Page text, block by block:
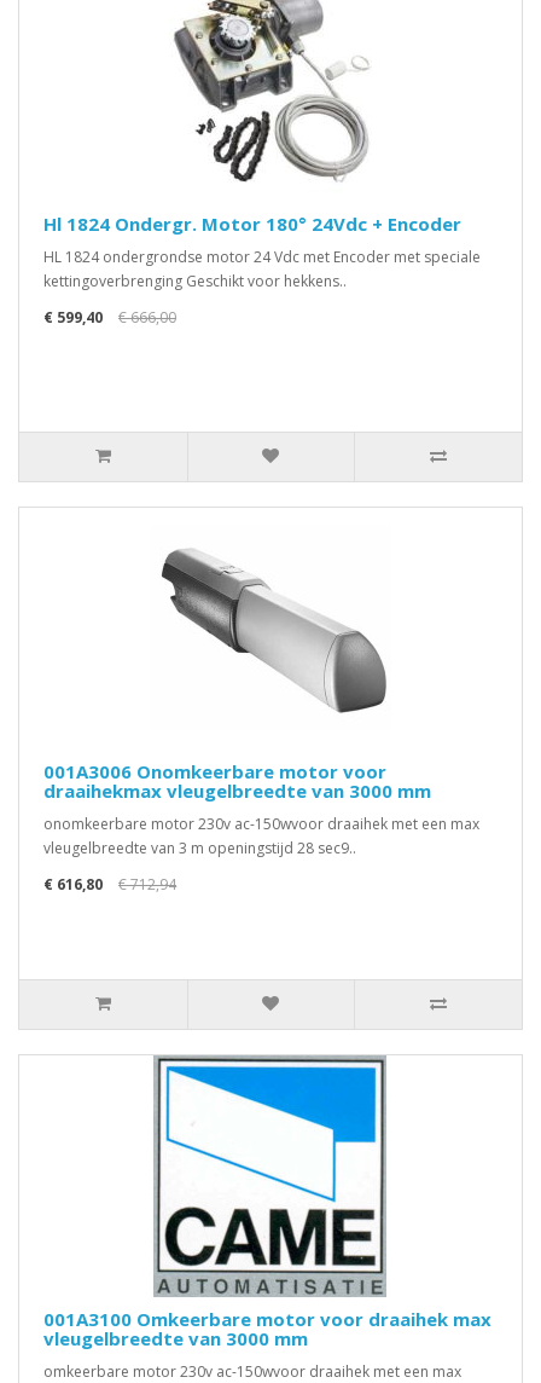
Hl 1824 Ondergr. Motor 180° 24Vdc + Encoder
HL 1824 ondergrondse motor 24 Vdc met Encoder met speciale
kettingoverbrenging Geschikt voor hekkens..
€ 599,40
€ 666,00
001A3006 Onomkeerbare motor voor
draaihekmax vleugelbreedte van 3000 mm
onomkeerbare motor 230v ac-150wvoor draaihek met een max
vleugelbreedte van 3 m openingstijd 28 sec9..
€ 616,80
€ 712,94
001A3100 Omkeerbare motor voor draaihek max
vleugelbreedte van 3000 mm
omkeerbare motor 230v ac-150wvoor draaihek met een max